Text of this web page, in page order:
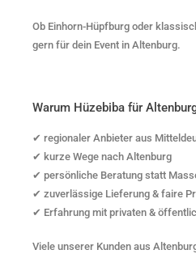
Ob Einhorn-Hüpfburg oder
gern für dein Event in Altenburg.
Warum Hüzebiba für
✔ regionaler Anbieter aus
✔ kurze Wege nach Altenburg
✔ persönliche Beratung statt
✔ zuverlässige Lieferung & faire
✔ Erfahrung mit privaten &
Viele unserer Kunden aus